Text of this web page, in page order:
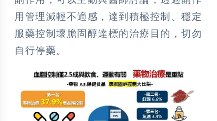
用管理減輕不適感，達到積極控制、穩定
服藥控制壞膽固醇達標的治療目的，切勿
自行停藥。